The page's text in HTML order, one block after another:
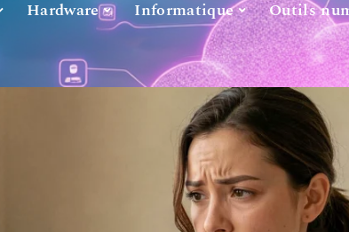
Hardware Informatique Outils